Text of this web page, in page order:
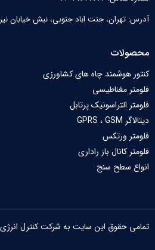
آدرس: تهران، جنت اباد جنوبی، نبش خیابان
محصولات
کنتور هوشمند چاه های کشاورزی
فلومتر مغناطیسی
فلومتر التراسونیک پرتابل
دیتالاگر GPRS ، GSM
فلومتر ورتکس
فلومتر کانال باز راداری
انواع سطح سنج
تمامی حقوق این سایت به شرکت کنترل انرژی